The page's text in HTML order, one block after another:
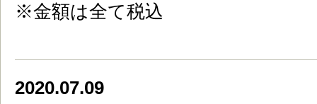
※金額は全て税込
2020.07.09